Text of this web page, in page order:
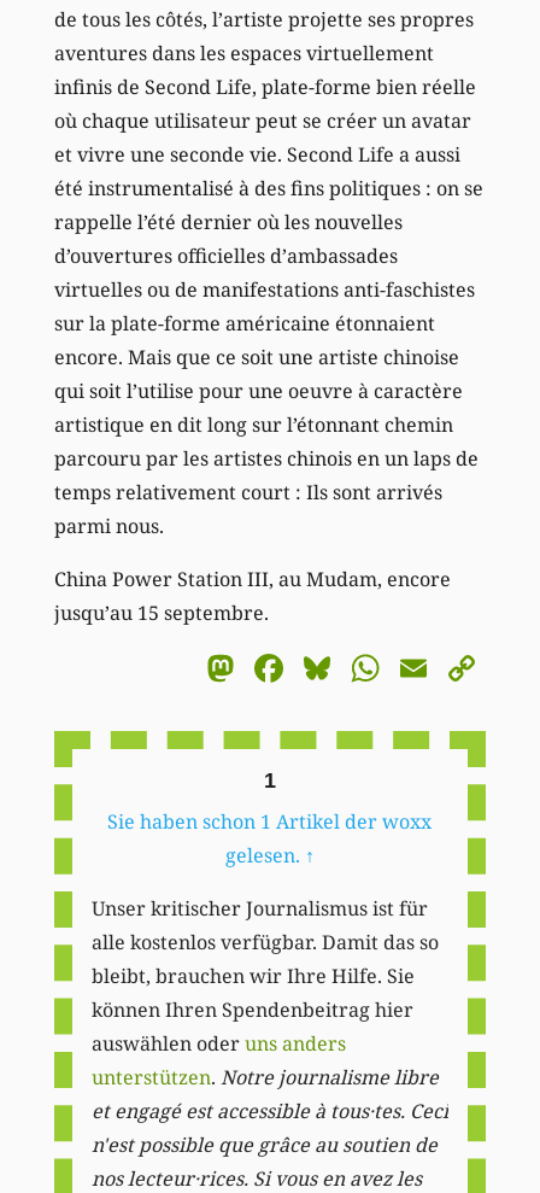
de tous les côtés, l’artiste projette ses propres
aventures dans les espaces virtuellement
infinis de Second Life, plate-forme bien réelle
où chaque utilisateur peut se créer un avatar
et vivre une seconde vie. Second Life a aussi
été instrumentalisé à des fins politiques : on se
rappelle l’été dernier où les nouvelles
d’ouvertures officielles d’ambassades
virtuelles ou de manifestations anti-faschistes
sur la plate-forme américaine étonnaient
encore. Mais que ce soit une artiste chinoise
qui soit l’utilise pour une oeuvre à caractère
artistique en dit long sur l’étonnant chemin
parcouru par les artistes chinois en un laps de
temps relativement court : Ils sont arrivés
parmi nous.
China Power Station III, au Mudam, encore
jusqu’au 15 septembre.
Mastodon
Facebook
BlueskyEmail
1
Sie haben schon 1 Artikel der woxx
gelesen. ↑
Unser kritischer Journalismus ist für
alle kostenlos verfügbar. Damit das so
bleibt, brauchen wir Ihre Hilfe. Sie
können Ihren Spendenbeitrag hier
auswählen oderuns anders
unterstützen. Notre journalisme libre
et engagé est accessible à tous·tes. Ceci
n'est possible que grâce au soutien de
nos lecteur·rices. Si vous en avez les